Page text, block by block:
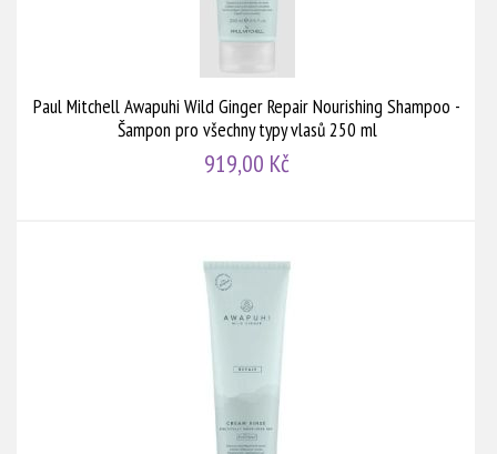
Paul Mitchell Awapuhi Wild Ginger Repair Nourishing Shampoo -
Šampon pro všechny typy vlasů 250 ml
919,00 Kč